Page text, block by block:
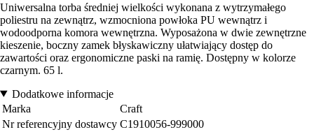
Uniwersalna torba średniej wielkości wykonana z wytrzymałego
poliestru na zewnątrz, wzmocniona powłoka PU wewnątrz i
wodoodporna komora wewnętrzna. Wyposażona w dwie zewnętrzne
kieszenie, boczny zamek błyskawiczny ułatwiający dostęp do
zawartości oraz ergonomiczne paski na ramię. Dostępny w kolorze
czarnym. 65 l.
Dodatkowe informacje
Marka
Craft
Nr referencyjny dostawcy C1910056-999000